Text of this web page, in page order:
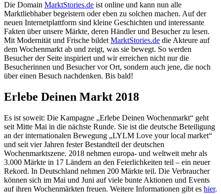
Die Domain MarktStories.de ist online und kann nun alle
Marktliebhaber begeistern oder eben zu solchen machen. Auf der
neuen Internetplattform sind kleine Geschichten und interessante
Fakten über unsere Märkte, deren Händler und Besucher zu lesen.
Mit Modernität und Frische bildet MarktStories.de die Akteure auf
dem Wochenmarkt ab und zeigt, was sie bewegt. So werden
Besucher der Seite inspiriert und wir erreichen nicht nur die
Besucherinnen und Besucher vor Ort, sondern auch jene, die noch
über einen Besuch nachdenken. Bis bald!
Erlebe Deinen Markt 2018
Es ist soweit: Die Kampagne „Erlebe Deinen Wochenmarkt“ geht
seit Mitte Mai in die nächste Runde. Sie ist die deutsche Beteiligung
an der internationalen Bewegung „LYLM Love your local market“
und seit vier Jahren fester Bestandteil der deutschen
Wochenmarktszene. 2018 nehmen europa- und weltweit mehr als
3.000 Märkte in 17 Ländern an den Feierlichkeiten teil – ein neuer
Rekord. In Deutschland nehmen 200 Märkte teil. Die Verbraucher
können sich im Mai und Juni auf viele bunte Aktionen und Events
auf ihren Wochenmärkten freuen. Weitere Informationen gibt es hier.